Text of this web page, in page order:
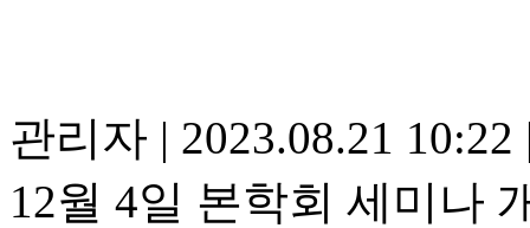
관리자 | 2023.08.21 10:22
12월 4일 본학회 세미나